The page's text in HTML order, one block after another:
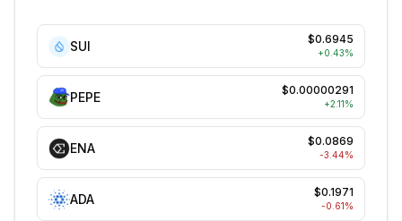
SUI $0.6945
+0.43%
PEPE $0.00000291
+2.11%
ENA $0.0869
-3.44%
ADA $0.1971
-0.61%